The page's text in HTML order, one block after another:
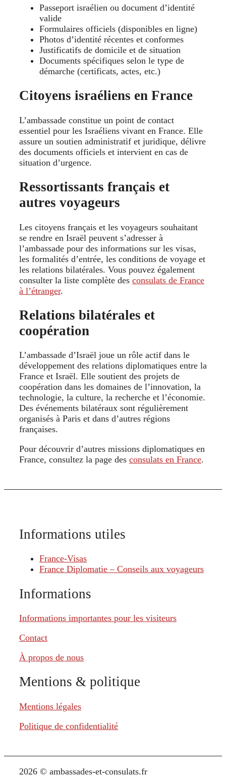
Passeport israélien ou document d’identité
valide
Formulaires officiels (disponibles en ligne)
Photos d’identité récentes et conformes
Justificatifs de domicile et de situation
Documents spécifiques selon le type de
démarche (certificats, actes, etc.)
Citoyens israéliens en France
L’ambassade constitue un point de contact
essentiel pour les Israéliens vivant en France. Elle
assure un soutien administratif et juridique, délivre
des documents officiels et intervient en cas de
situation d’urgence.
Ressortissants français et
autres voyageurs
Les citoyens français et les voyageurs souhaitant
se rendre en Israël peuvent s’adresser à
l’ambassade pour des informations sur les visas,
les formalités d’entrée, les conditions de voyage et
les relations bilatérales. Vous pouvez également
consulter la liste complète des consulats de France
à l’étranger.
Relations bilatérales et
coopération
L’ambassade d’Israël joue un rôle actif dans le
développement des relations diplomatiques entre la
France et Israël. Elle soutient des projets de
coopération dans les domaines de l’innovation, la
technologie, la culture, la recherche et l’économie.
Des événements bilatéraux sont régulièrement
organisés à Paris et dans d’autres régions
françaises.
Pour découvrir d’autres missions diplomatiques en
France, consultez la page des consulats en France.
Informations utiles
France-Visas
France Diplomatie – Conseils aux voyageurs
Informations
Informations importantes pour les visiteurs
Contact
À propos de nous
Mentions & politique
Mentions légales
Politique de confidentialité
2026 © ambassades-et-consulats.fr